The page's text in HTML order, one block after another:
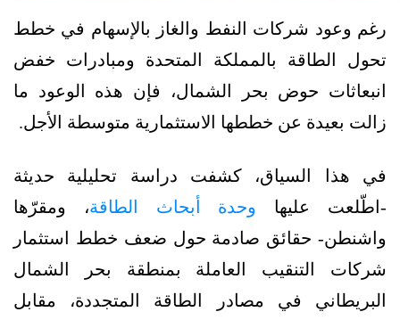
رغم وعود شركات النفط والغاز بالإسهام في خطط
تحول الطاقة بالمملكة المتحدة ومبادرات خفض
انبعاثات حوض بحر الشمال، فإن هذه الوعود ما
زالت بعيدة عن خططها الاستثمارية متوسطة الأجل.
في هذا السياق، كشفت دراسة تحليلية حديثة
-اطّلعت عليها وحدة أبحاث الطاقة، ومقرّها
واشنطن- حقائق صادمة حول ضعف خطط استثمار
شركات التنقيب العاملة بمنطقة بحر الشمال
البريطاني في مصادر الطاقة المتجددة، مقابل